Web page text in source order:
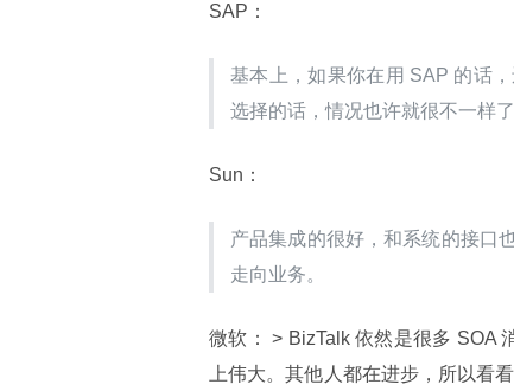
SAP：
基本上，如果你在用 SAP 的话
选择的话，情况也许就很不一样了
Sun：
产品集成的很好，和系统的接口
走向业务。
微软： > BizTalk 依然是很多 SOA
上伟大。其他人都在进步，所以看